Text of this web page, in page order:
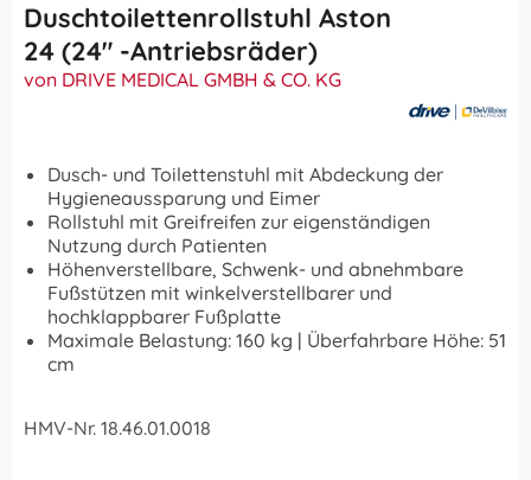
Duschtoilettenrollstuhl Aston
24 (24" -Antriebsräder)
von DRIVE MEDICAL GMBH & CO. KG
Dusch- und Toilettenstuhl mit Abdeckung der
Hygieneaussparung und Eimer
Rollstuhl mit Greifreifen zur eigenständigen
Nutzung durch Patienten
Höhenverstellbare, Schwenk- und abnehmbare
Fußstützen mit winkelverstellbarer und
hochklappbarer Fußplatte
Maximale Belastung: 160 kg | Überfahrbare Höhe: 51
cm
HMV-Nr. 18.46.01.0018